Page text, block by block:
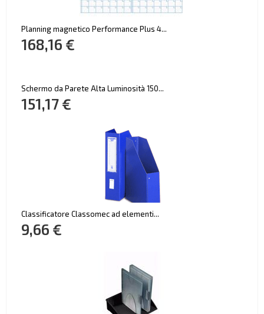
Planning magnetico Performance Plus 4...
168,16 €
Schermo da Parete Alta Luminosità 150...
151,17 €
Classificatore Classomec ad elementi...
9,66 €